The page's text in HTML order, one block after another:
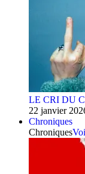
LE CRI DU
22 janvier
Chroniques
Chroniques